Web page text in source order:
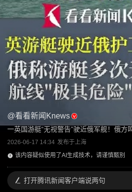
@看看新闻Knews
一英国游艇“无视警告”驶近俄军舰！俄方
2026-06-17 14:34 发布于上海
该内容疑似使用了AI生成技术，请谨慎甄别
打开腾讯新闻客户端说两句